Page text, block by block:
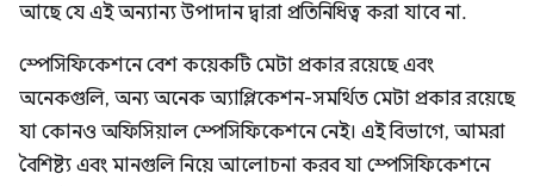
আছে যে এই অন্যান্য উপাদান দ্বারা প্রতিনিধিত্ব করা যাবে না.
স্পেসিফিকেশনে বেশ কয়েকটি মেটা প্রকার রয়েছে এবং
অনেকগুলি, অন্য অনেক অ্যাপ্লিকেশন-সমর্থিত মেটা প্রকার রয়েছে
যা কোনও অফিসিয়াল স্পেসিফিকেশনে নেই। এই বিভাগে, আমরা
বৈশিষ্ট্য এবং মানগুলি নিয়ে আলোচনা করব যা স্পেসিফিকেশনে